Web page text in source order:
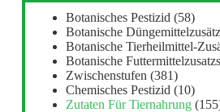
Botanisches Pestizid (58)
Botanische
Botanische Tierheilmittel-
Botanische
Zwischenstufen (381)
Chemisches Pestizid (10)
Zutaten Für Tiernahrung